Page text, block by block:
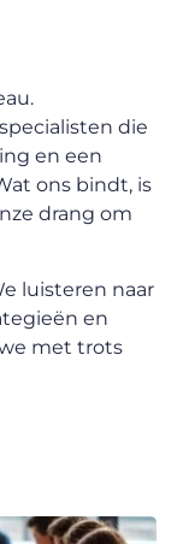
die
en een
ons bindt, is
drang om
luisteren naar
en
met trots